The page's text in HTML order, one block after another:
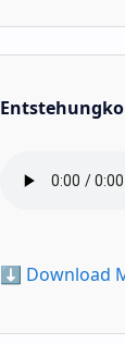
⬇️ Download